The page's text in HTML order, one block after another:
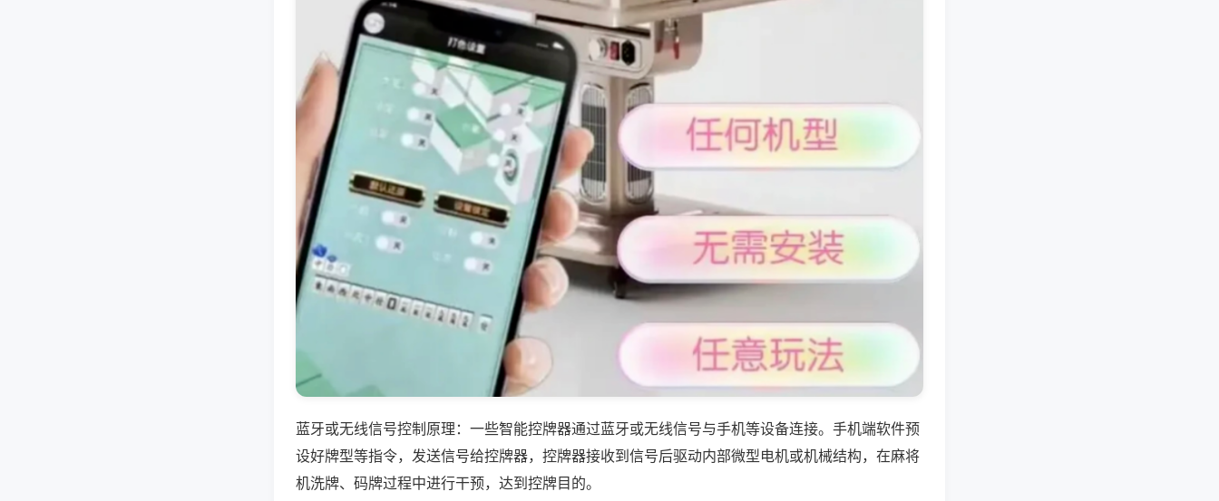
蓝牙或无线信号控制原理：一些智能控牌器通过蓝牙或无线信号与手机等设备连接。手机端软件预
设好牌型等指令，发送信号给控牌器，控牌器接收到信号后驱动内部微型电机或机械结构，在麻将
机洗牌、码牌过程中进行干预，达到控牌目的。